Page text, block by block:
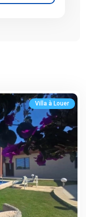
Villa à Louer